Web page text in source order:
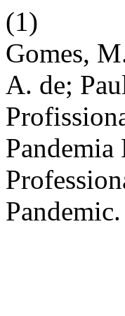
(1)
Gomes,
A. de;
Pandemic.